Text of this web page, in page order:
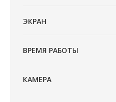
ЭКРАН
ВРЕМЯ РАБОТЫ
КАМЕРА